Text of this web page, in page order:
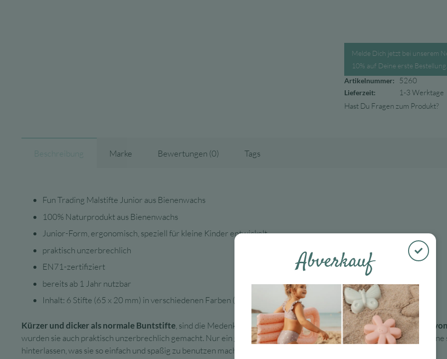
Melde Dich jetzt bei unserem
10% auf Deine erste Bestellung.
Artikelnummer:
5260
Lieferzeit:
1-3 Werktage
Hast Du Fragen zum Produkt?
Beschreibung Marke Bewertungen (0) Tags
Fun Trading Malstifte Junior aus Bienenwachs
100% Naturprodukt aus Bienenwachs
Junior-Form, ergonomisch, speziell für kleine Kinder entwickelt
praktisch unzerbrechlich
EN71-zertifiziert
bereits ab 1 Jahr nutzbar
Inhalt: 6 Stifte (65 x 20 mm) in verschiedenen Farben (lila, blau, grün, gelb, orange, rot)
Kürzer und dicker als normale Buntstifte, sind die Medenka™ JUNIOR Buntstifteergonomisch für kleine Hände
wurden sie auch praktisch unzerbrechlich gemacht. Nur ein
geringer Druck reicht aus, damit Medenka-Buntstifte
hinterlassen, was sie so einfach und spaßig zu benutzen macht.
Abverkauf